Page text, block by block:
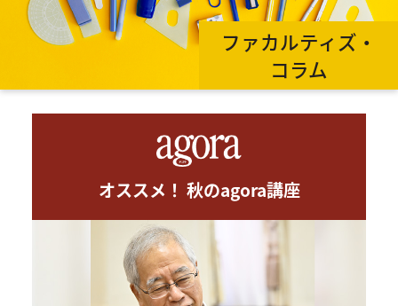
ファカルティズ・
コラム
オススメ！ 秋のagora講座